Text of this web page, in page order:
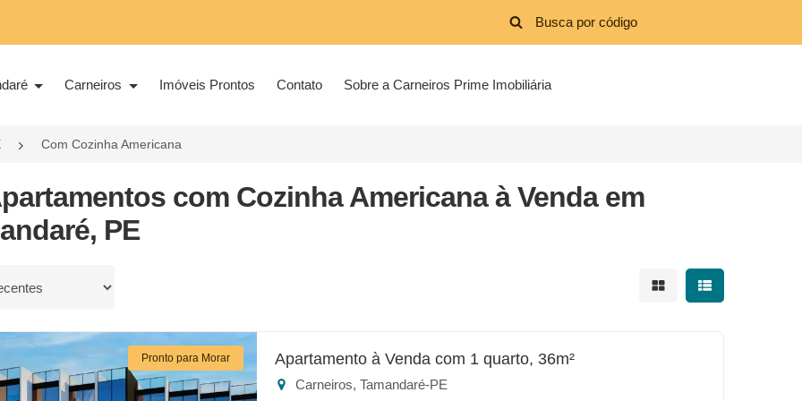
Carneiros Imóveis Prontos Contato Sobre a Carneiros Prime Imobiliária
Com Cozinha Americana
com Cozinha Americana à Venda em
PE
Mostrar resultados em
Mostrar
Pronto para Morar Apartamento à Venda com 1 quarto, 36m²
Carneiros, Tamandaré-PE